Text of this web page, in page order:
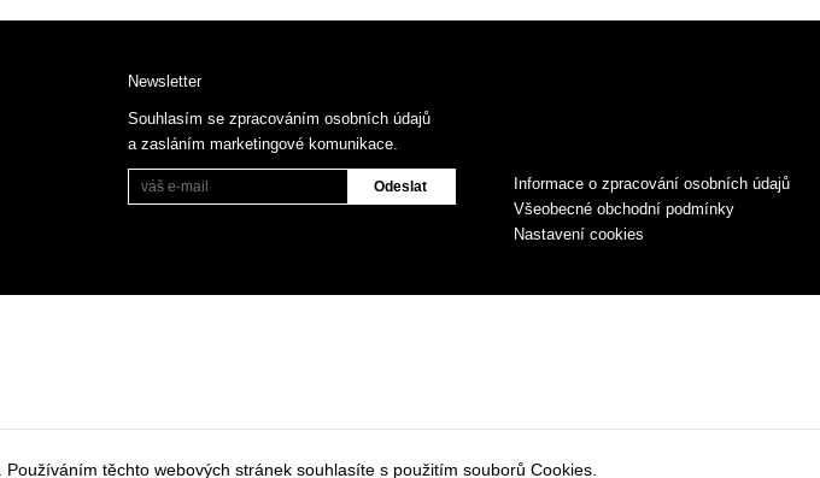
Informace o zpracování osobních údajů
Všeobecné obchodní podmínky
Nastavení cookies
Newsletter
Souhlasím se zpracováním osobních údajů
a zasláním marketingové komunikace.
těchto webových stránek souhlasíte s použitím souborů Cookies.